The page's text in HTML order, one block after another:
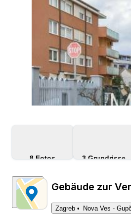
8 Fotos 3 Grundrisse
Gebäude zur
Zagreb Nova Ves -